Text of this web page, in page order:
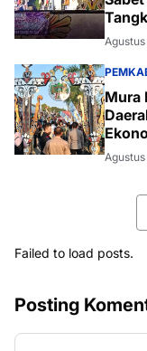
Mura
Failed to load posts.
Posting